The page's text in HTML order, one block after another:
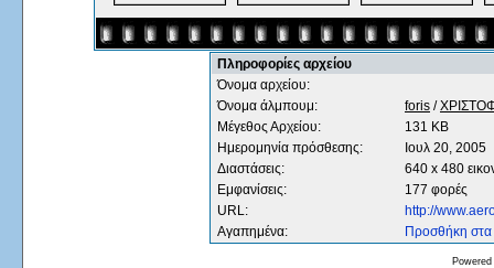
Πληροφορίες αρχείου
Όνομα αρχείου:
Όνομα άλμπουμ:
foris /
Μέγεθος Αρχείου:
131 KB
Ημερομηνία πρόσθεσης:
Ιουλ 20, 2005
Διαστάσεις:
640 x 480
Εμφανίσεις:
177 φορές
URL:
http://
Αγαπημένα:
Προσθήκη